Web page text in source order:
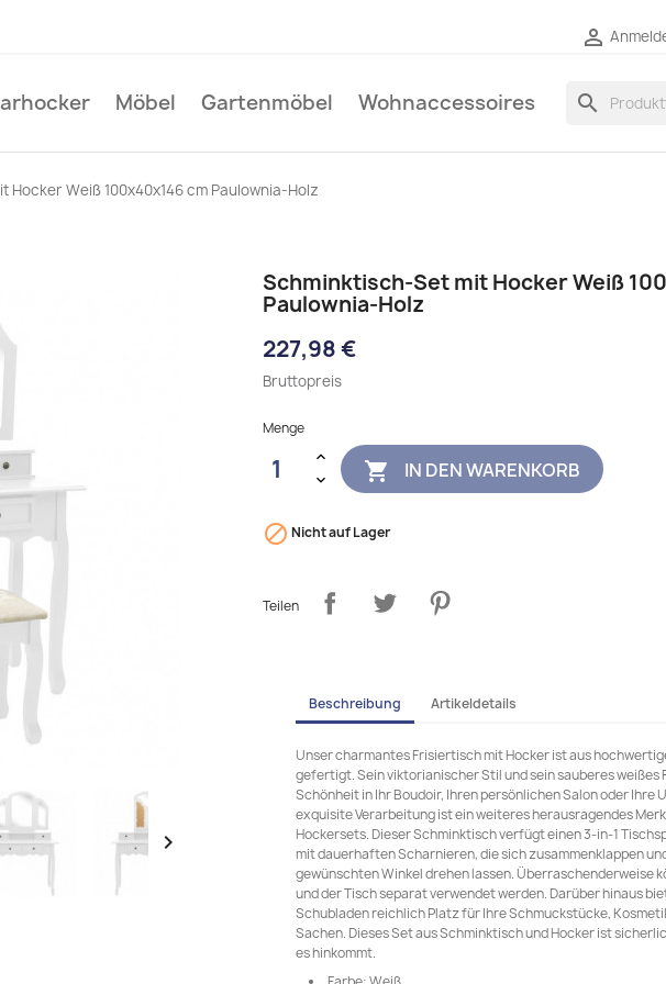

Möbel Gartenmöbel Wohnaccessoires search
Hocker Weiß 100x40x146 cm Paulownia-Holz

Schminktisch-Set mit Hocker Weiß
Paulownia-Holz
227,98 €
Bruttopreis
Menge
 IN DEN WARENKORB
 Nicht auf Lager
Teilen
Beschreibung Artikeldetails
Unser charmantes Frisiertisch mit Hocker ist aus
gefertigt. Sein viktorianischer Stil und sein sauberes weißes
Schönheit in Ihr Boudoir, Ihren persönlichen Salon oder Ihre
exquisite Verarbeitung ist ein weiteres herausragendes
Hockersets. Dieser Schminktisch verfügt einen 3-in-1
mit dauerhaften Scharnieren, die sich zusammenklappen
gewünschten Winkel drehen lassen. Überraschenderweise
und der Tisch separat verwendet werden. Darüber hinaus
Schubladen reichlich Platz für Ihre Schmuckstücke,
Sachen. Dieses Set aus Schminktisch und Hocker ist
es hinkommt.